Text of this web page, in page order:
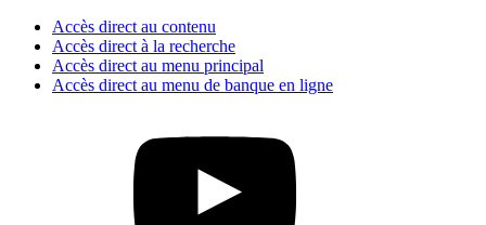
Accès direct au contenu
Accès direct à la recherche
Accès direct au menu principal
Accès direct au menu de banque en ligne